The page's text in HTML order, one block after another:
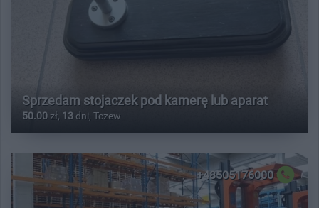
Sprzedam stojaczek pod kamerę lub aparat
50.00 zł, 13 dni, Tczew
+48505176000